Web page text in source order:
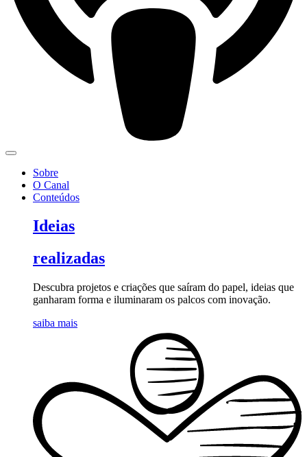
Sobre
O Canal
Conteúdos
Ideias
realizadas
Descubra projetos e criações que saíram do papel, ideias que
ganharam forma e iluminaram os palcos com inovação.
saiba mais